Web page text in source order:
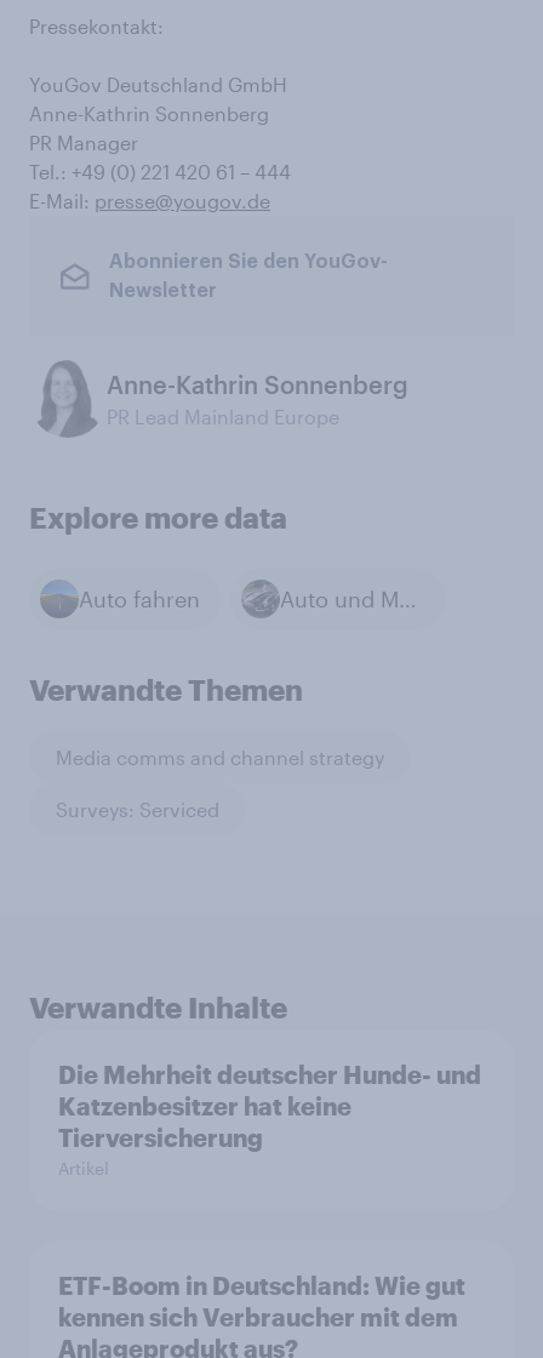
Pressekontakt:
YouGov Deutschland GmbH
Anne-Kathrin Sonnenberg
PR Manager
Tel.: +49 (0) 221 420 61 – 444
E-Mail: presse@yougov.de
Abonnieren Sie den YouGov-
Newsletter
Anne-Kathrin Sonnenberg
PR Lead Mainland Europe
Explore more data
Auto fahren Auto und Mobilität
Verwandte Themen
Media comms and channel strategy
Surveys: Serviced
Verwandte Inhalte
Die Mehrheit deutscher Hunde- und
Katzenbesitzer hat keine
Tierversicherung
Artikel
ETF-Boom in Deutschland: Wie gut
kennen sich Verbraucher mit dem
Anlageprodukt aus?